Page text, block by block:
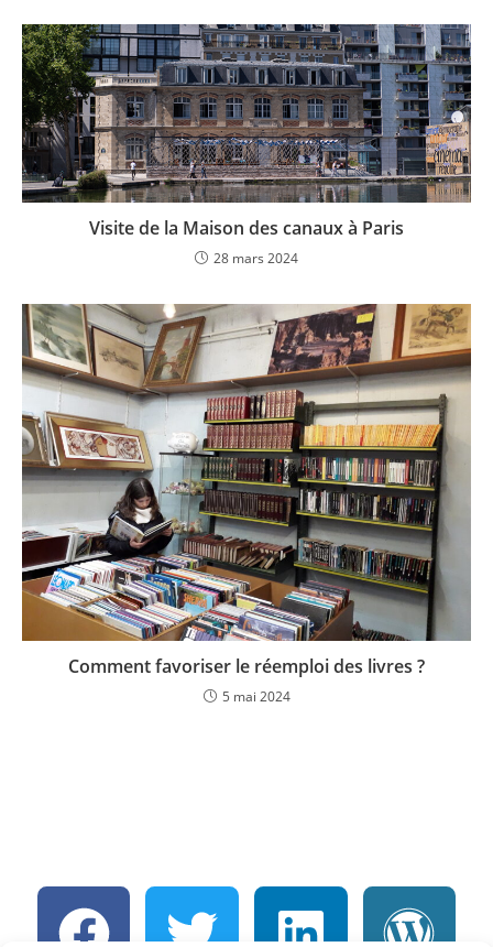
Visite de la Maison des canaux à Paris
28 mars 2024
Comment favoriser le réemploi des livres ?
5 mai 2024